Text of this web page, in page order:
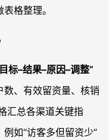
格整理。
标–结果–原因–调整”
、有效留资量、核销
汇总各渠道关键指
如“访客多但留资少”